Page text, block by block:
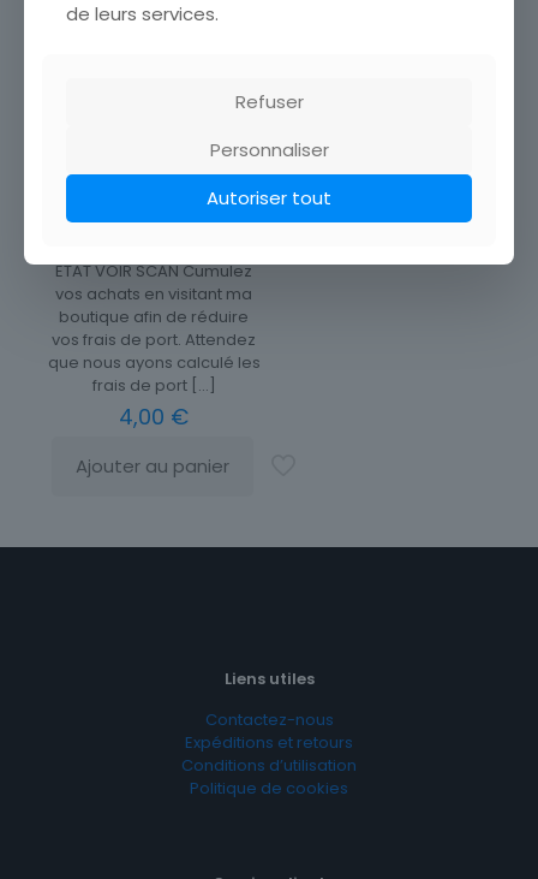
CARTE POSTALE CANNES
ETAT VOIR SCAN Cumulez
vos achats en visitant ma
boutique afin de réduire
vos frais de port. Attendez
que nous ayons calculé les
frais de port[…]
4,00 €
Ajouter au panier
Liens utiles
Contactez-nous
Expéditions et retours
Conditions d’utilisation
Politique de cookies
de leurs services.
Refuser
Personnaliser
Autoriser tout